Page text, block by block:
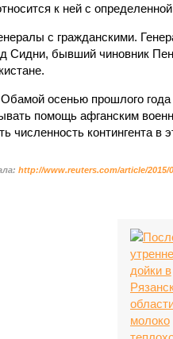
к ней с
с гражданскими.
бывший чиновник
осенью прошлого
помощь афганским
численность контингента в
http://www.reuters.com/article/2015/